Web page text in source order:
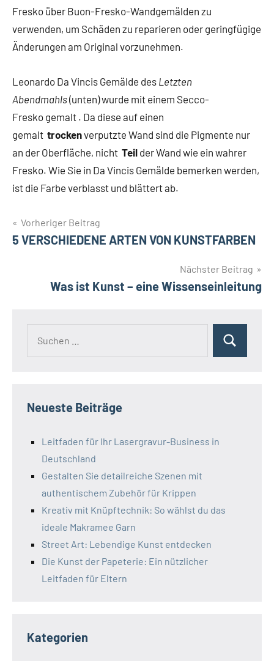
Fresko über Buon-Fresko-Wandgemälden zu
verwenden, um Schäden zu reparieren oder geringfügige
Änderungen am Original vorzunehmen.
Leonardo Da Vincis Gemälde des Letzten
Abendmahls(unten) wurde mit einem Secco-
Fresko gemalt . Da diese auf einen
gemalt trockenverputzte Wand sind die Pigmente nur
an der Oberfläche, nicht Teil der Wand wie ein wahrer
Fresko. Wie Sie in Da Vincis Gemälde bemerken werden,
ist die Farbe verblasst und blättert ab.
Beitragsnavigation
Vorheriger Beitrag
5 VERSCHIEDENE ARTEN VON KUNSTFARBEN
Nächster Beitrag
Was ist Kunst – eine Wissenseinleitung
Suchen
Neueste Beiträge
Leitfaden für Ihr Lasergravur-Business in
Deutschland
Gestalten Sie detailreiche Szenen mit
authentischem Zubehör für Krippen
Kreativ mit Knüpftechnik: So wählst du das
ideale Makramee Garn
Street Art: Lebendige Kunst entdecken
Die Kunst der Papeterie: Ein nützlicher
Leitfaden für Eltern
Kategorien